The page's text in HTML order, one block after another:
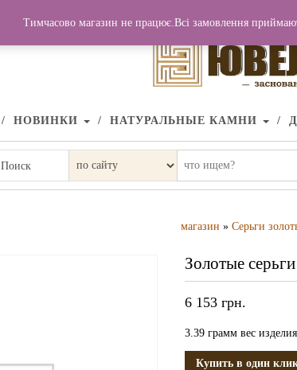
НОВИНКИ НАТУРАЛЬНЫЕ КАМНИ
Поиск
магазин » Серьги
Золотые
6 153 грн.
3.39 грамм вес
Купить в один
Тимчасово магазин не працює.Всі замовлення